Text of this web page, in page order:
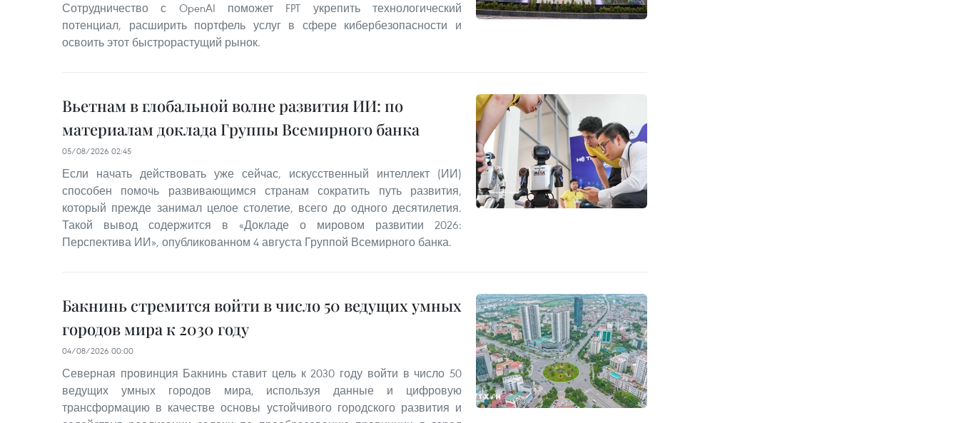
Сотрудничество с OpenAI поможет FPT укрепить технологический
потенциал, расширить портфель услуг в сфере кибербезопасности и
освоить этот быстрорастущий рынок.
Вьетнам в глобальной волне развития ИИ: по
материалам доклада Группы Всемирного банка
05/08/2026 02:45
Если начать действовать уже сейчас, искусственный интеллект (ИИ)
способен помочь развивающимся странам сократить путь развития,
который прежде занимал целое столетие, всего до одного десятилетия.
Такой вывод содержится в «Докладе о мировом развитии 2026:
Перспектива ИИ», опубликованном 4 августа Группой Всемирного банка.
Бакнинь стремится войти в число 50 ведущих умных
городов мира к 2030 году
04/08/2026 00:00
Северная провинция Бакнинь ставит цель к 2030 году войти в число 50
ведущих умных городов мира, используя данные и цифровую
трансформацию в качестве основы устойчивого городского развития и